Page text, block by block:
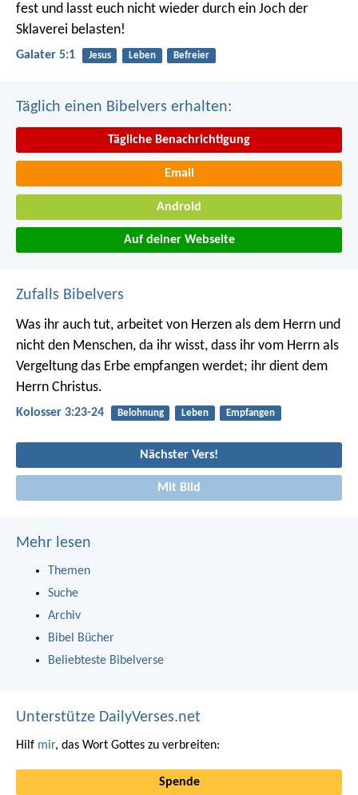
fest und lasst euch nicht wieder durch ein Joch der
Sklaverei belasten!
Galater 5:1 Jesus Leben Befreier
Täglich einen Bibelvers erhalten:
Tägliche Benachrichtigung
Email
Android
Auf deiner Webseite
Zufalls Bibelvers
Was ihr auch tut, arbeitet von Herzen als dem Herrn und
nicht den Menschen, da ihr wisst, dass ihr vom Herrn als
Vergeltung das Erbe empfangen werdet; ihr dient dem
Herrn Christus.
Kolosser 3:23-24 Belohnung Leben Empfangen
Nächster Vers!
Mit Bild
Mehr lesen
Themen
Suche
Archiv
Bibel Bücher
Beliebteste Bibelverse
Unterstütze DailyVerses.net
Hilf mir, das Wort Gottes zu verbreiten:
Spende